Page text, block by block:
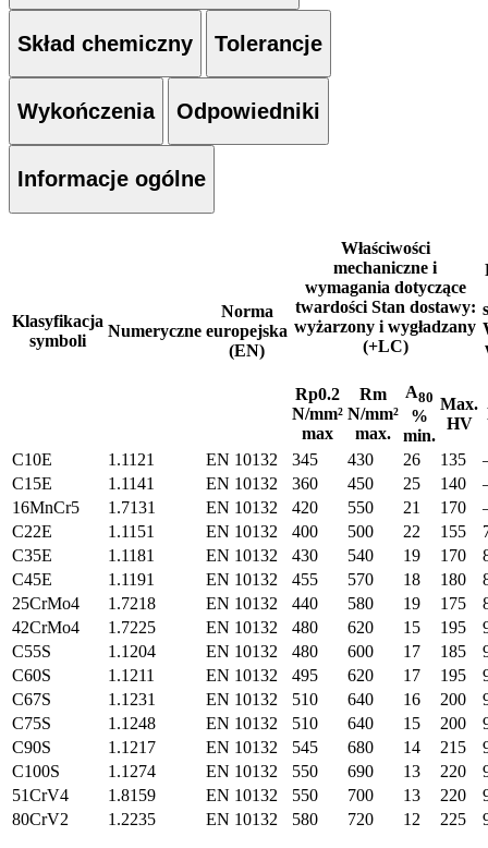
Skład chemiczny Tolerancje
Wykończenia Odpowiedniki
Informacje ogólne
Klasyfikacja
symboli
Numeryczne
Norma
europejska
(EN)
Właściwości
mechaniczne i
wymagania dotyczące
twardości Stan dostawy:
wyżarzony i wygładzany
(+LC)
Rp0.2
N/mm²
max
Rm
N/mm²
max.
A80
%
min.
Max.
HV
C10E 1.1121 EN 10132 345 430 26 135
C15E
1.1141 EN 10132 360 450 25 140
16MnCr5
1.7131 EN 10132 420 550 21 170
C22E
1.1151 EN 10132 400 500 22 155
C35E
1.1181 EN 10132 430 540 19 170
C45E
1.1191 EN 10132 455 570 18 180
25CrMo4
1.7218 EN 10132 440 580 19 175
42CrMo4
1.7225 EN 10132 480 620 15 195
C55S
1.1204 EN 10132 480 600 17 185
C60S
1.1211 EN 10132 495 620 17 195
C67S
1.1231 EN 10132 510 640 16 200
C75S
1.1248 EN 10132 510 640 15 200
C90S
1.1217 EN 10132 545 680 14 215
C100S
1.1274 EN 10132 550 690 13 220
51CrV4
1.8159 EN 10132 550 700 13 220
80CrV2
1.2235 EN 10132 580 720 12 225